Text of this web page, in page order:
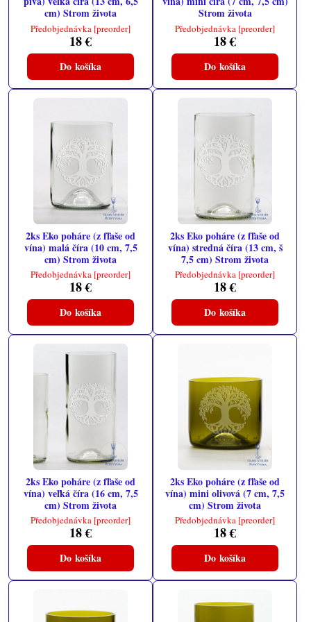
cm) Strom života
Předobjednávka [preorder]
18 €
Do košíka
Strom života
Předobjednávka [preorder]
18 €
Do košíka
2ks Eko poháre (z fľaše od
vína) malá číra (10 cm, 7,5
cm) Strom života
Předobjednávka [preorder]
18 €
Do košíka
2ks Eko poháre (z fľaše od
vína) stredná číra (13 cm, š
7,5 cm) Strom života
Předobjednávka [preorder]
18 €
Do košíka
2ks Eko poháre (z fľaše od
vína) veľká číra (16 cm, 7,5
cm) Strom života
Předobjednávka [preorder]
18 €
Do košíka
2ks Eko poháre (z fľaše od
vína) mini olivová (7 cm, 7,5
cm) Strom života
Předobjednávka [preorder]
18 €
Do košíka